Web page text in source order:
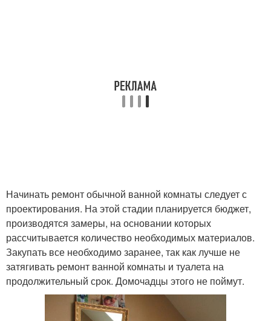
Начинать ремонт обычной ванной комнаты следует с
проектирования. На этой стадии планируется бюджет,
производятся замеры, на основании которых
рассчитывается количество необходимых материалов.
Закупать все необходимо заранее, так как лучше не
затягивать ремонт ванной комнаты и туалета на
продолжительный срок. Домочадцы этого не поймут.